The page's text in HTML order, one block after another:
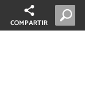
COMPARTIR